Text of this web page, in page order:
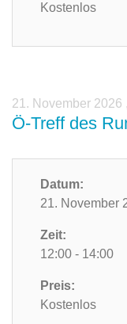
Kostenlos
21. November 2026 ,
Ö-Treff des
Datum:
21. November
Zeit:
12:00 - 14:00
Preis:
Kostenlos